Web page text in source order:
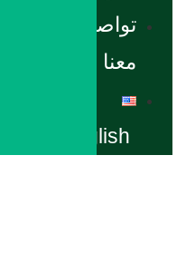
تواصل
معنا
English